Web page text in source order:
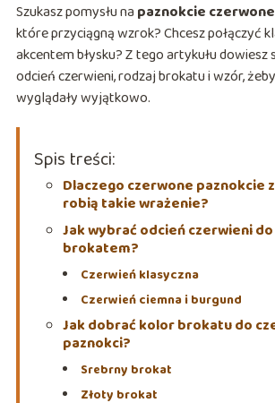
Szukasz pomysłu na paznokcie
które przyciągną wzrok? Chcesz połączyć
akcentem błysku? Z tego artykułu dowiesz
odcień czerwieni, rodzaj brokatu i wzór,
wyglądały wyjątkowo.
Spis treści:
Dlaczego czerwone paznokcie
robią takie wrażenie?
Jak wybrać odcień czerwieni
brokatem?
Czerwień klasyczna
Czerwień ciemna i burgund
Jak dobrać kolor brokatu do
paznokci?
Srebrny brokat
Złoty brokat